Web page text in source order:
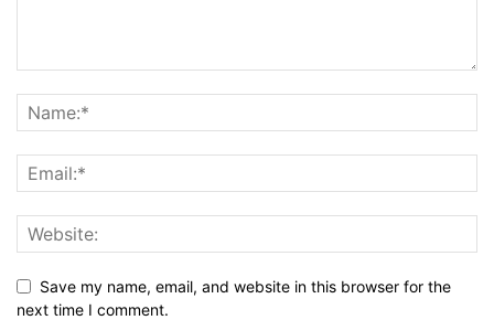
Save my name, email, and website in this browser for the
next time I comment.